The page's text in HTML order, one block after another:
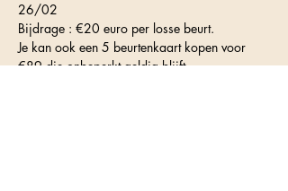
26/02
Bijdrage : €20 euro per losse beurt.
Je kan ook een 5 beurtenkaart kopen voor
€89 die onbeperkt geldig blijft.